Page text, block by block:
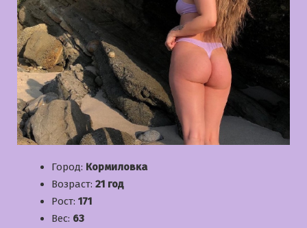
Город: Кормиловка
Возраст: 21 год
Рост: 171
Вес: 63